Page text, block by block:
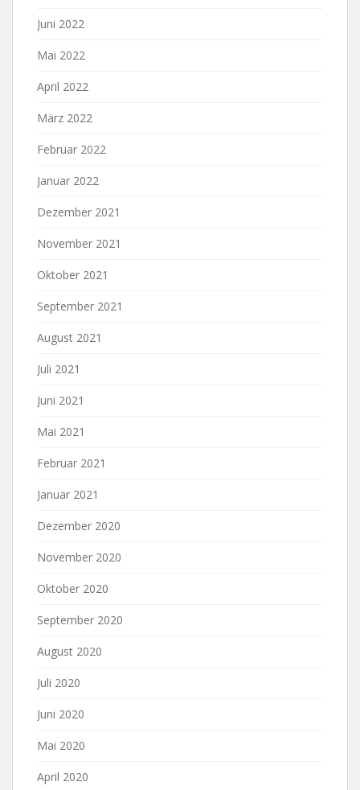
Juni 2022
Mai 2022
April 2022
März 2022
Februar 2022
Januar 2022
Dezember 2021
November 2021
Oktober 2021
September 2021
August 2021
Juli 2021
Juni 2021
Mai 2021
Februar 2021
Januar 2021
Dezember 2020
November 2020
Oktober 2020
September 2020
August 2020
Juli 2020
Juni 2020
Mai 2020
April 2020